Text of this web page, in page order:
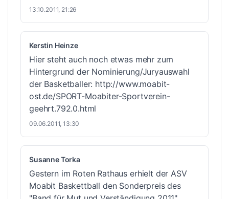
13.10.2011, 21:26
Kerstin Heinze
Hier steht auch noch etwas mehr zum
Hintergrund der Nominierung/Juryauswahl
der Basketballer: http://www.moabit-
ost.de/SPORT-Moabiter-Sportverein-
geehrt.792.0.html
09.06.2011, 13:30
Susanne Torka
Gestern im Roten Rathaus erhielt der ASV
Moabit Baskettball den Sonderpreis des